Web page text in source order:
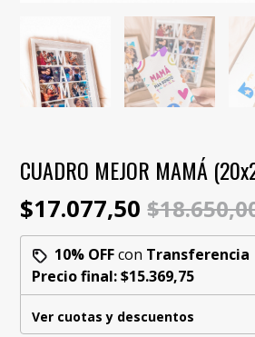
CUADRO MEJOR MAMÁ
$17.077,50
10% OFFcon Transferencia
Precio final:$15.369,75
Ver cuotas y descuentos